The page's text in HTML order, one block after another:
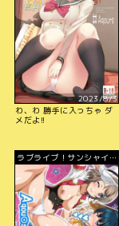
2023/8/3
わ、わ 勝手に入っちゃ ダ
メだよ!!
ラブライブ！サンシャイ
ン!!